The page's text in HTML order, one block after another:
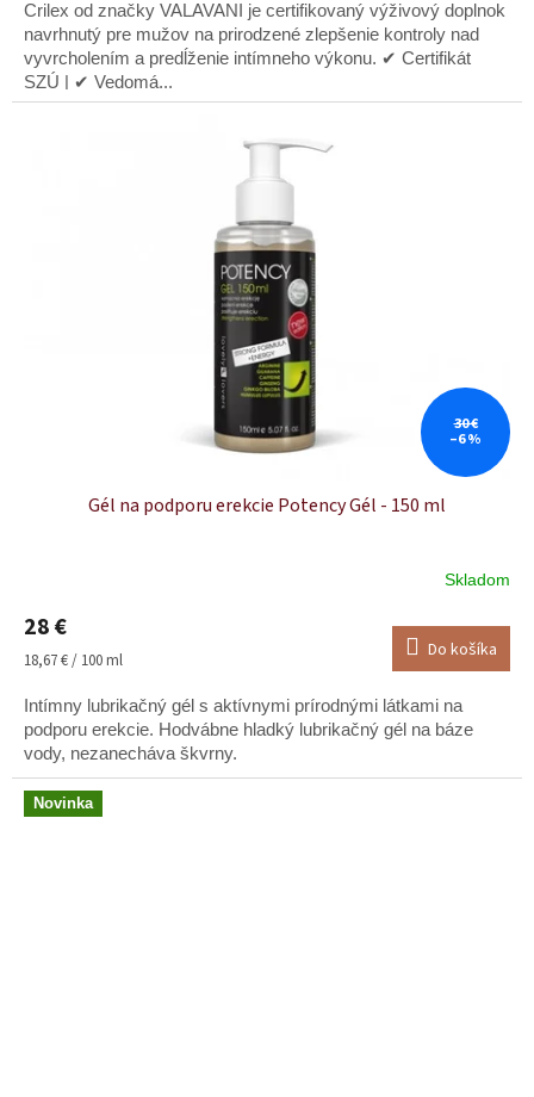
hviezdičiek.
Crilex od značky VALAVANI je certifikovaný výživový doplnok
navrhnutý pre mužov na prirodzené zlepšenie kontroly nad
vyvrcholením a predĺženie intímneho výkonu. ✔ Certifikát
SZÚ | ✔ Vedomá...
30 €
–6 %
Gél na podporu erekcie Potency Gél - 150 ml
produktu
je
5,0
z
hviezdičiek.
Skladom
28 €
Jednotková
18,67 € / 100 ml Do košíka
Intímny lubrikačný gél s aktívnymi prírodnými látkami na
podporu erekcie. Hodvábne hladký lubrikačný gél na báze
vody, nezanecháva škvrny.
Novinka